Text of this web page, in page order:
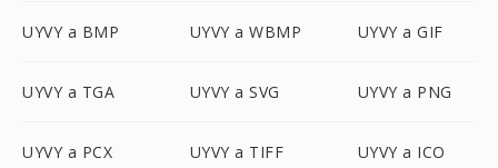
UYVY a BMP UYVY a WBMP UYVY a GIF
UYVY a TGA UYVY a SVG UYVY a PNG
UYVY a PCX UYVY a TIFF UYVY a ICO